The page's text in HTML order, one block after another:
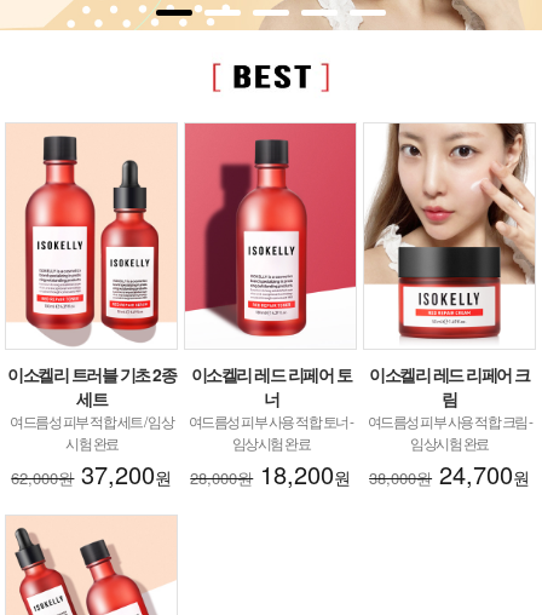
이소켈리 트러블 기초 2종
세트
여드름성 피부 적합 세트 / 임상
시험 완료
62,000원37,200원
이소켈리 레드 리페어 토
너
여드름성 피부 사용 적합 토너 -
임상시험 완료
28,000원18,200원
이소켈리 레드 리페어 크
림
여드름성 피부 사용 적합 크림 -
임상시험 완료
38,000원24,700원